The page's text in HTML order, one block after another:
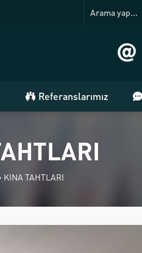
Referanslarımız
KINA TAHTLARI